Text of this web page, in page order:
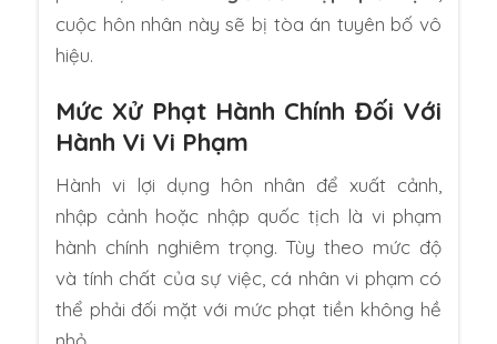
cuộc hôn nhân này sẽ bị tòa án tuyên bố vô
hiệu.
Mức Xử Phạt Hành Chính Đối Với
Hành Vi Vi Phạm
Hành vi lợi dụng hôn nhân để xuất cảnh,
nhập cảnh hoặc nhập quốc tịch là vi phạm
hành chính nghiêm trọng. Tùy theo mức độ
và tính chất của sự việc, cá nhân vi phạm có
thể phải đối mặt với mức phạt tiền không hề